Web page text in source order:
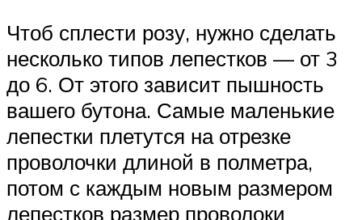
Чтоб сплести розу, нужно сделать
несколько типов лепестков — от 3
до 6. От этого зависит пышность
вашего бутона. Самые маленькие
лепестки плетутся на отрезке
проволочки длиной в полметра,
потом с каждым новым размером
лепестков размер проволоки